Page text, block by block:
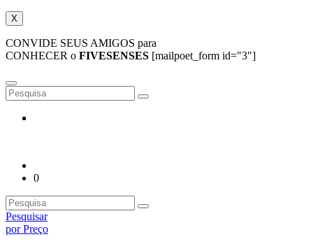
X
CONVIDE SEUS AMIGOS para
CONHECER o FIVESENSES [mailpoet_form id="3"]
0
Pesquisar
por Preço